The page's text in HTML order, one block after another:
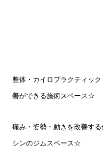
整体・カイロプラクティッ
善ができる施術スペース☆
痛み・姿勢・動きを改善す
シンのジムスペース☆